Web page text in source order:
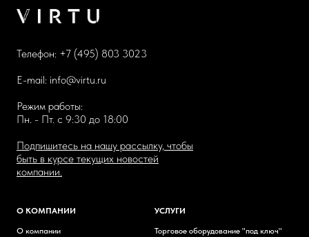
Телефон: +7 (495) 803 3023
E-mail: info@virtu.ru
Режим работы:
Пн. - Пт. с 9:30 до 18:00
Подпишитесь на нашу рассылку, чтобы
быть в курсе текущих новостей
компании.
О КОМПАНИИ
О компании
УСЛУГИ
Торговое оборудование "под ключ"